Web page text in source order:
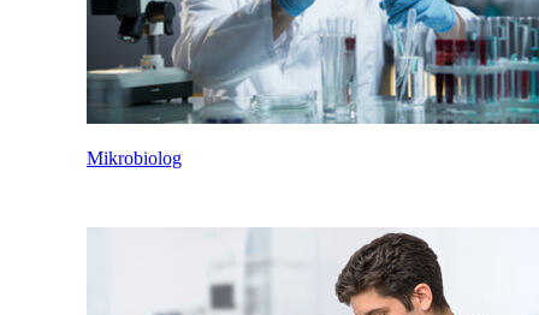
Mikrobiolog